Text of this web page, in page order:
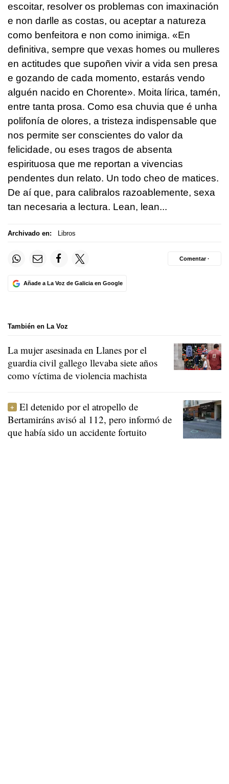
escoitar, resolver os problemas con imaxinación
e non darlle as costas, ou aceptar a natureza
como benfeitora e non como inimiga. «En
definitiva, sempre que vexas homes ou mulleres
en actitudes que supoñen vivir a vida sen presa
e gozando de cada momento, estarás vendo
alguén nacido en Chorente». Moita lírica, tamén,
entre tanta prosa. Como esa chuvia que é unha
polifonía de olores, a tristeza indispensable que
nos permite ser conscientes do valor da
felicidade, ou eses tragos de absenta
espirituosa que me reportan a vivencias
pendentes dun relato. Un todo cheo de matices.
De aí que, para calibralos razoablemente, sexa
tan necesaria a lectura. Lean, lean...
Archivado en: Libros
Añade a La Voz de Galicia en Google
Comentar ·
También en La Voz
La mujer asesinada en Llanes por el
guardia civil gallego llevaba siete años
como víctima de violencia machista
El detenido por el atropello de
Bertamiráns avisó al 112, pero informó de
que había sido un accidente fortuito